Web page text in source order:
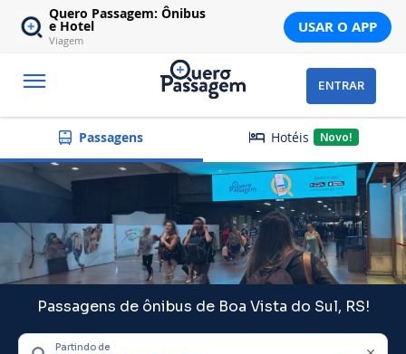
Quero Passagem: Ônibus
e Hotel
Viagem
USAR O APP
ENTRAR
Passagens Hotéis Novo!
Passagens de ônibus de Boa Vista do Sul, RS!
Partindo de